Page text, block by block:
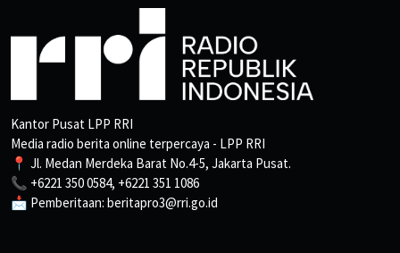
Kantor Pusat LPP RRI
Media radio berita online terpercaya - LPP RRI
📍 Jl. Medan Merdeka Barat No.4-5, Jakarta Pusat.
📞 +6221 350 0584, +6221 351 1086
📩 Pemberitaan: beritapro3@rri.go.id